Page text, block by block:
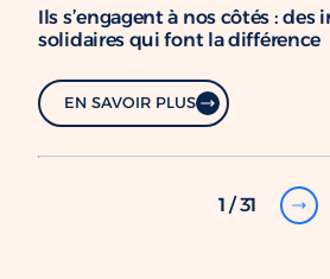
Ils s’engagent à nos côtés : des
solidaires qui font la différence
EN SAVOIR PLUS
1 / 31